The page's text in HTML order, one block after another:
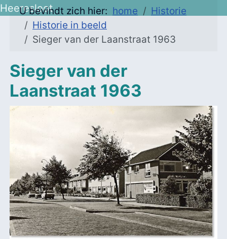
Heeresloot
U bevindt zich hier: home
Historie
Historie in beeld
Sieger van der Laanstraat 1963
Sieger van der
Laanstraat 1963